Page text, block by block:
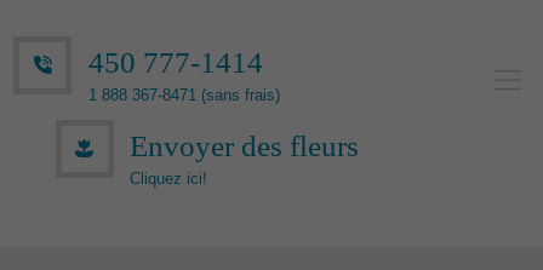
450 777-1414
1 888 367-8471 (sans frais)
Envoyer des fleurs
Cliquez ici!